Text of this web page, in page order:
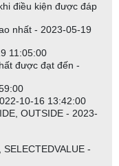
điều kiện được đáp
nhất - 2023-05-19
11:05:00
được đạt đến -
10-16 13:42:00
OUTSIDE - 2023-
-